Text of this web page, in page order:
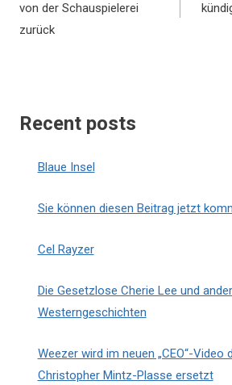
von der Schauspielerei
zurück
Recent posts
Blaue Insel
Sie können diesen Beitrag jetzt
Cel Rayzer
Die Gesetzlose Cherie Lee und
Westerngeschichten
Weezer wird im neuen „CEO“-Video
Christopher Mintz-Plasse ersetzt